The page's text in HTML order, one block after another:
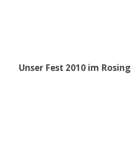
Unser Fest 2010 im